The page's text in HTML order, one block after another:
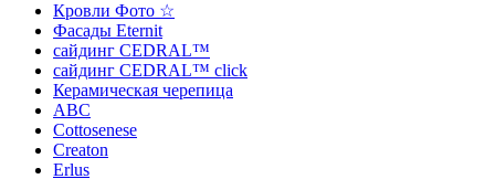
Кровли Фото ☆
Фасады Eternit
сайдинг CEDRAL™
сайдинг CEDRAL™ click
Керамическая черепица
ABC
Cottosenese
Creaton
Erlus